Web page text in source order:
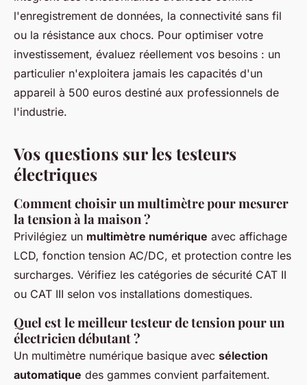
l'enregistrement de données, la connectivité sans fil
ou la résistance aux chocs. Pour optimiser votre
investissement, évaluez réellement vos besoins : un
particulier n'exploitera jamais les capacités d'un
appareil à 500 euros destiné aux professionnels de
l'industrie.
Vos questions sur les testeurs
électriques
Comment choisir un multimètre pour mesurer
la tension à la maison ?
Privilégiez un multimètre numérique avec affichage
LCD, fonction tension AC/DC, et protection contre les
surcharges. Vérifiez les catégories de sécurité CAT II
ou CAT III selon vos installations domestiques.
Quel est le meilleur testeur de tension pour un
électricien débutant ?
Un multimètre numérique basique avec sélection
automatique des gammes convient parfaitement.